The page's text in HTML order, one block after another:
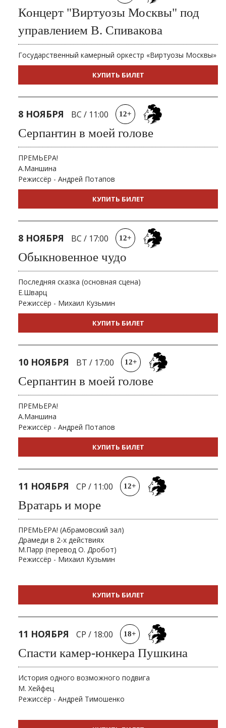
Концерт "Виртуозы Москвы" под
управлением В. Спивакова
Государственный камерный оркестр «Виртуозы Москвы»
КУПИТЬ БИЛЕТ
8 НОЯБРЯ ВС / 11:00 12+
Серпантин в моей голове
ПРЕМЬЕРА!
А.Маншина
Режиссёр - Андрей Потапов
КУПИТЬ БИЛЕТ
8 НОЯБРЯ ВС / 17:00 12+
Обыкновенное чудо
Последняя сказка (основная сцена)
Е.Шварц
Режиссёр - Михаил Кузьмин
КУПИТЬ БИЛЕТ
10 НОЯБРЯ ВТ / 17:00 12+
Серпантин в моей голове
ПРЕМЬЕРА!
А.Маншина
Режиссёр - Андрей Потапов
КУПИТЬ БИЛЕТ
11 НОЯБРЯ СР / 11:00 12+
Вратарь и море
ПРЕМЬЕРА! (Абрамовский зал)
Драмеди в 2-х действиях
М.Парр (перевод О. Дробот)
Режиссёр - Михаил Кузьмин
КУПИТЬ БИЛЕТ
11 НОЯБРЯ СР / 18:00 18+
Спасти камер-юнкера Пушкина
История одного возможного подвига
М. Хейфец
Режиссёр - Андрей Тимошенко